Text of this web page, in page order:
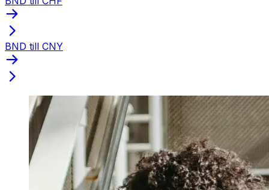
BND till CNY